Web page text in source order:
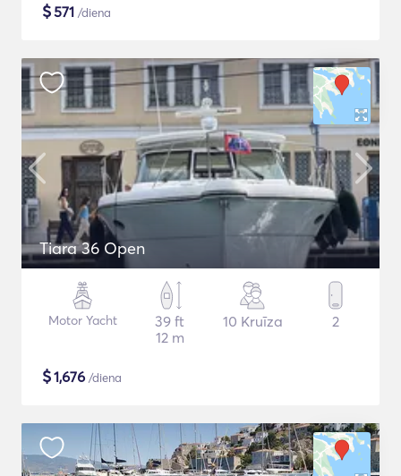
$571 /diena
Tiara 36 Open
Motor Yacht
39 ft
12 m
10 Kruīza 2
$1,676 /diena